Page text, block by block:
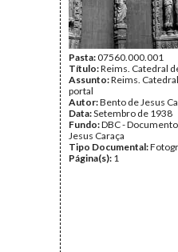
Pasta:07560.000.001
Título:Reims. Catedral
Assunto:Reims.
portal
Autor:Bento de Jesus
Data:Setembro de 1938
Fundo:DBC -
Jesus Caraça
Tipo Documental:
Página(s): 1